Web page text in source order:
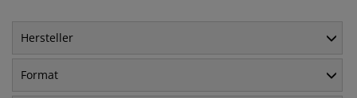
Hersteller
Format